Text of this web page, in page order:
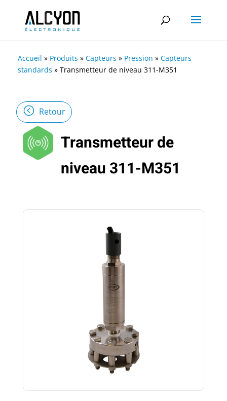
Accueil » Produits » Capteurs » Pression » Capteurs
standards » Transmetteur de niveau 311-M351
Retour
Transmetteur de
niveau 311-M351